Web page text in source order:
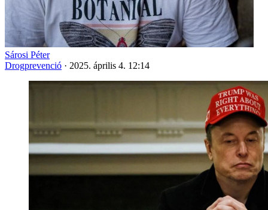
Sárosi Péter
Drogprevenció · 2025. április 4. 12:14